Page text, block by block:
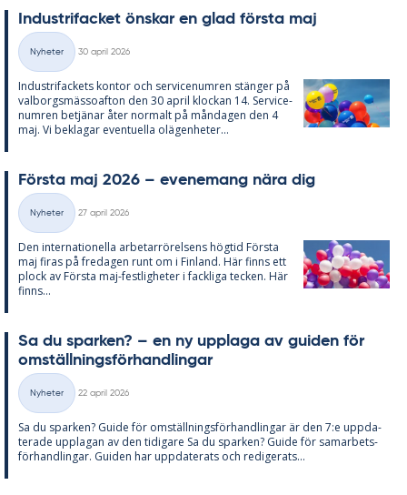
In­du­stri­fac­ket öns­kar en glad förs­ta maj
Kategorier
Nyheter
30 april 2026
In­du­stri­fac­kets kon­tor och ser­vice­num­ren stäng­er på
val­borgs­mäs­so­af­ton den 30 april kloc­kan 14. Ser­vice­
num­ren be­tjä­nar åter nor­malt på mån­da­gen den 4
maj. Vi be­kla­gar even­tu­el­la olä­gen­he­ter...
Förs­ta maj 2026 – eve­ne­mang nära dig
Kategorier
Nyheter
27 april 2026
Den in­ter­na­tio­nel­la ar­be­tar­rö­rel­sens hög­tid Förs­ta
maj fi­ras på fre­da­gen runt om i Fin­land. Här fin­ns ett
plock av Förs­ta maj-fest­lig­he­ter i fack­li­ga tec­ken. Här
fin­ns...
Sa du spar­ken? – en ny upp­laga av gui­den för
om­ställ­nings­för­hand­ling­ar
Kategorier
Nyheter
22 april 2026
Sa du spar­ken? Guide för om­ställ­nings­för­hand­ling­ar är den 7:e upp­da­
te­ra­de upp­la­gan av den ti­di­ga­re Sa du spar­ken? Guide för sam­ar­bets­
för­hand­ling­ar. Gui­den har upp­da­te­ra­ts och re­di­ge­ra­ts...